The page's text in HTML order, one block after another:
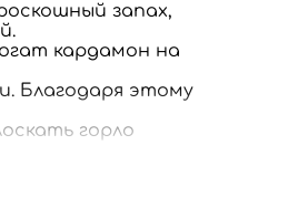
запах,
кардамон на
Благодаря этому
горло
или кашле. Лечит